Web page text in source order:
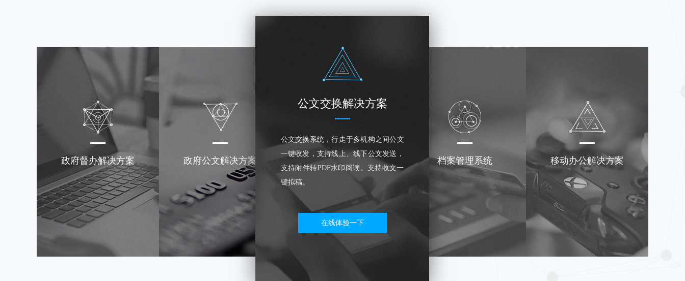
政府督办解决方案 政府公文解决方案
公文交换解决方案
公文交换系统，行走于多机构之间公文
一键收发，支持线上、线下公文发送，
支持附件转PDF水印阅读。支持收文一
键拟稿。
在线体验一下
档案管理系统 移动办公解决方案